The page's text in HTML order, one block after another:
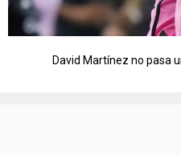
David Martínez no pasa